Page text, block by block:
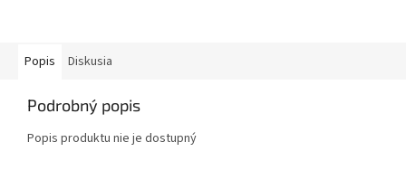
Popis Diskusia
Podrobný popis
Popis produktu nie je dostupný